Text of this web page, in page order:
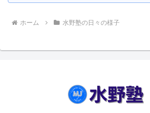
ホーム 水野塾の日々の様子